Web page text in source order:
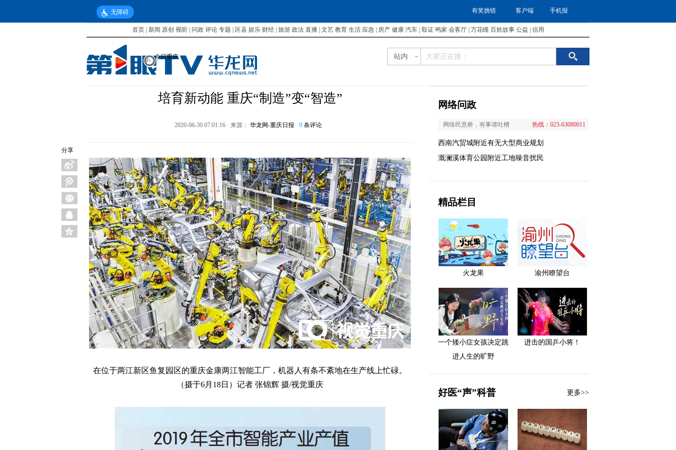
无障碍 有奖挑错 客户端 手机报
首页| 新闻 原创 视听| 问政 评论 专题 区县 娱乐 财经| 旅游 政法 直播| 文艺 教育 生活 应急 房产 健康 汽车| 取证 鸣家 会客厅| 万花瞳 百姓故事 公益 信用
今日重庆 站内
分享
培育新动能 重庆“制造”变“智造”
2020-06-30 07:01:16 来源： 华龙网-重庆日报 0 条评论
在位于两江新区鱼复园区的重庆金康两江智能工厂，机器人有条不紊地在生产线上忙碌。
（摄于6月18日）记者 张锦辉 摄/视觉重庆
网络问政
网络民意桥，有事请吐槽 热线：023-63080011
西南汽贸城附近有无大型商业规划
溉澜溪体育公园附近工地噪音扰民
精品栏目
火龙果 渝州瞭望台
一个矮小症女孩决定跳
进人生的旷野
进击的国乒小将！
好医“声”科普 更多>>